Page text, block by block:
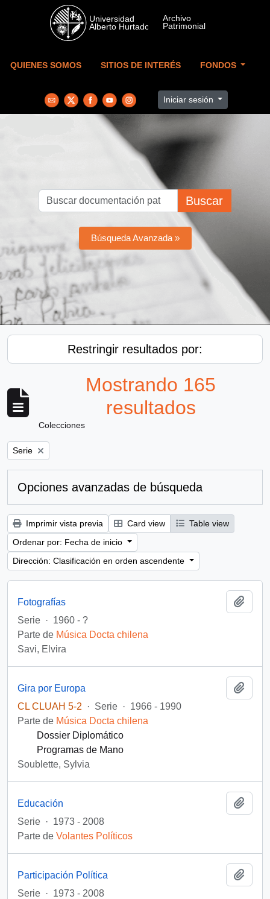
Skip to main content
QUIENES SOMOS SITIOS DE INTERÉS FONDOS
Iniciar sesión
Buscar
Búsqueda Avanzada »
Restringir resultados por:
Mostrando 165
resultados
Colecciones
Remove filter:
Serie
Opciones avanzadas de búsqueda
Imprimir vista previa Card view
Table view
Ordenar por: Fecha de inicio
Dirección: Clasificación en orden ascendente
Fotografías
Serie · 1960 - ?
Parte de Música Docta chilena
Savi, Elvira
Gira por Europa
CL CLUAH 5-2
· Serie · 1966 - 1990
Parte de Música Docta chilena
Dossier Diplomático
Programas de Mano
Soublette, Sylvia
Educación
Serie · 1973 - 2008
Parte de Volantes Políticos
Participación Política
Serie · 1973 - 2008